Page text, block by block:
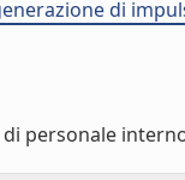
di
personale